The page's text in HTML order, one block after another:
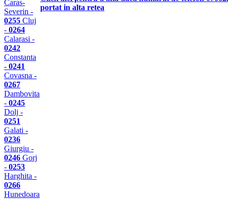
Caras-
Severin -
0255 Cluj
- 0264
Calarasi -
0242
Constanta
- 0241
Covasna -
0267
Dambovita
- 0245
Dolj -
0251
Galati -
0236
Giurgiu -
0246 Gorj
- 0253
Harghita -
0266
Hunedoara
portat in alta retea